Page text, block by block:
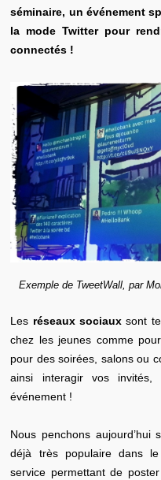
séminaire, un événement
la mode Twitter pour
connectés !
Exemple de TweetWall, par
Les réseaux sociaux sont
chez les jeunes comme
pour des soirées, salons ou
ainsi interagir vos invités,
événement !
Nous penchons
déjà très populaire dans
service permettant de